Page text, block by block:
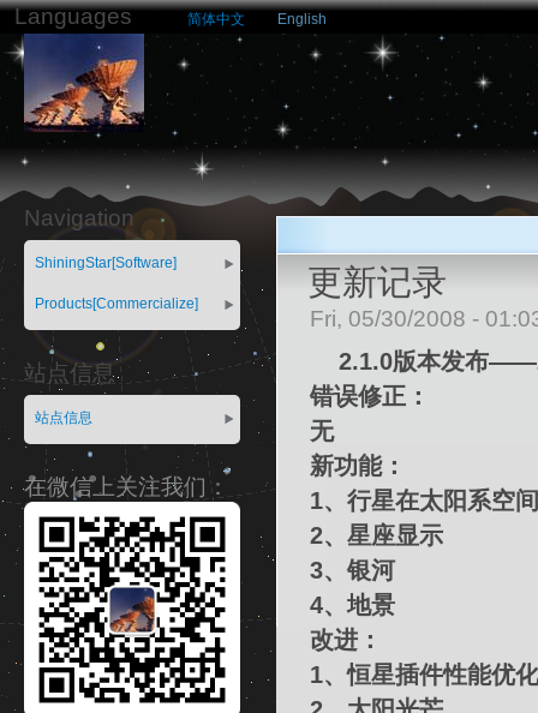
Languages 简体中文 English
Navigation
ShiningStar[Software]
Products[Commercialize]
站点信息
站点信息
在微信上关注我们：
更新记录
Fri, 05/30/2008 -
2.1.0版本发布
错误修正：
无
新功能：
1、行星在太阳系空
2、星座显示
3、银河
4、地景
改进：
1、恒星插件性能优化